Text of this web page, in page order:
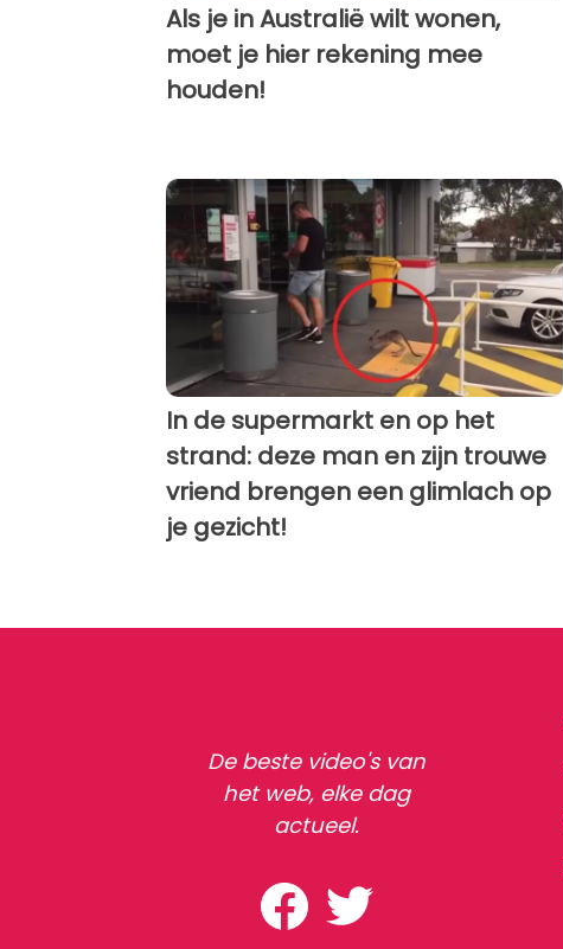
Als je in Australië wilt wonen,
moet je hier rekening mee
houden!
In de supermarkt en op het
strand: deze man en zijn trouwe
vriend brengen een glimlach op
je gezicht!
De beste video's van
het web, elke dag
actueel.